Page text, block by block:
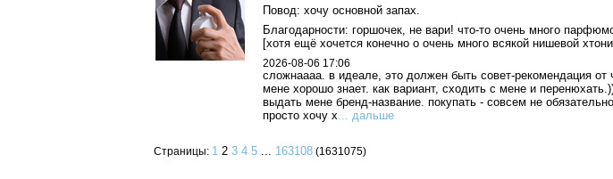
Повод: хочу основной запах.
Благодарности: горшочек, не вари! что-то очень много
[хотя ещё хочется конечно о очень много всякой нишевой
2026-08-06 17:06
сложнаааа. в идеале, это должен быть совет-рекомендация от
мене хорошо знает. как вариант, сходить с мене и
выдать мене бренд-название. покупать - совсем не
просто хочу х... дальше
Страницы: 1 2 3 4 5 ... 163108 (1631075)